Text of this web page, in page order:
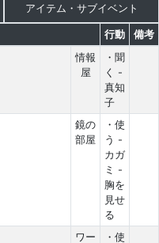
アイテム・サブイベント
行動
備考
情報
屋
・聞
く -
真知
子
鏡の
部屋
・使
う -
カガ
ミ -
胸を
見せ
る
ワー ・使